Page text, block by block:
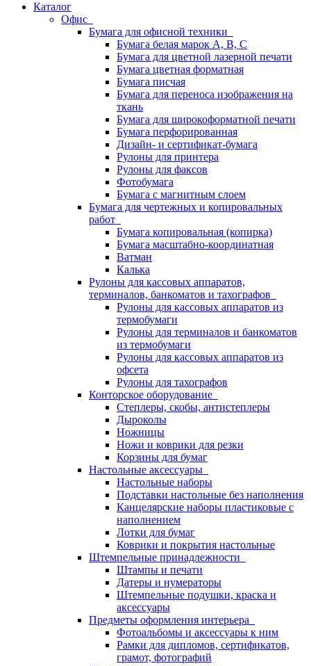
Каталог
Офис
Бумага для офисной техники
Бумага белая марок А, В, С
Бумага для цветной лазерной печати
Бумага цветная форматная
Бумага писчая
Бумага для переноса изображения на
ткань
Бумага для широкоформатной печати
Бумага перфорированная
Дизайн- и сертификат-бумага
Рулоны для принтера
Рулоны для факсов
Фотобумага
Бумага с магнитным слоем
Бумага для чертежных и копировальных
работ
Бумага копировальная (копирка)
Бумага масштабно-координатная
Ватман
Калька
Рулоны для кассовых аппаратов,
терминалов, банкоматов и тахографов
Рулоны для кассовых аппаратов из
термобумаги
Рулоны для терминалов и банкоматов
из термобумаги
Рулоны для кассовых аппаратов из
офсета
Рулоны для тахографов
Конторское оборудование
Степлеры, скобы, антистеплеры
Дыроколы
Ножницы
Ножи и коврики для резки
Корзины для бумаг
Настольные аксессуары
Настольные наборы
Подставки настольные без наполнения
Канцелярские наборы пластиковые с
наполнением
Лотки для бумаг
Коврики и покрытия настольные
Штемпельные принадлежности
Штампы и печати
Датеры и нумераторы
Штемпельные подушки, краска и
аксессуары
Предметы оформления интерьера
Фотоальбомы и аксессуары к ним
Рамки для дипломов, сертификатов,
грамот, фотографий